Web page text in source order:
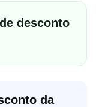
desconto
da